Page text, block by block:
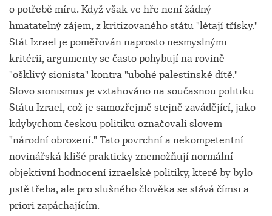
o potřebě míru. Když však ve hře není žádný
hmatatelný zájem, z kritizovaného státu "létají třísky."
Stát Izrael je poměřován naprosto nesmyslnými
kritérii, argumenty se často pohybují na rovině
"ošklivý sionista" kontra "ubohé palestinské dítě."
Slovo sionismus je vztahováno na současnou politiku
Státu Izrael, což je samozřejmě stejně zavádějící, jako
kdybychom českou politiku označovali slovem
"národní obrození." Tato povrchní a nekompetentní
novinářská klišé prakticky znemožňují normální
objektivní hodnocení izraelské politiky, které by bylo
jistě třeba, ale pro slušného člověka se stává čímsi a
priori zapáchajícím.